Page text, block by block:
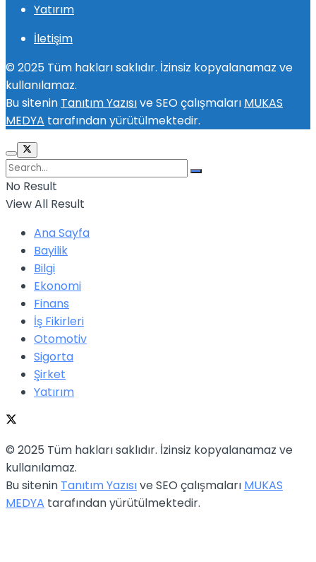
Yatırım
İletişim
© 2025 Tüm hakları saklıdır. İzinsiz kopyalanamaz ve
kullanılamaz.
Bu sitenin Tanıtım Yazısıve SEO çalışmaları MUKAS
MEDYA tarafından yürütülmektedir.
No Result
View All Result
Ana Sayfa
Bayilik
Bilgi
Ekonomi
Finans
İş Fikirleri
Otomotiv
Sigorta
Şirket
Yatırım
© 2025 Tüm hakları saklıdır. İzinsiz kopyalanamaz ve
kullanılamaz.
Bu sitenin Tanıtım Yazısıve SEO çalışmaları MUKAS
MEDYA tarafından yürütülmektedir.